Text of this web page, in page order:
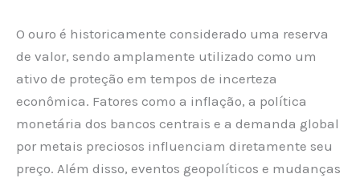
O ouro é historicamente considerado uma reserva
de valor, sendo amplamente utilizado como um
ativo de proteção em tempos de incerteza
econômica. Fatores como a inflação, a política
monetária dos bancos centrais e a demanda global
por metais preciosos influenciam diretamente seu
preço. Além disso, eventos geopolíticos e mudanças